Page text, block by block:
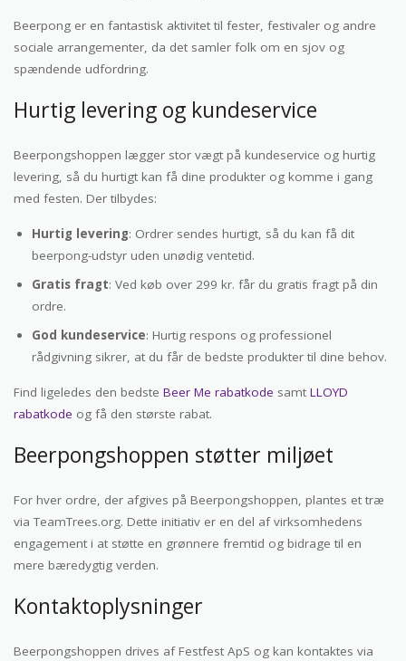
Beerpong er en fantastisk aktivitet til fester, festivaler og andre
sociale arrangementer, da det samler folk om en sjov og
spændende udfordring.
Hurtig levering og kundeservice
Beerpongshoppen lægger stor vægt på kundeservice og hurtig
levering, så du hurtigt kan få dine produkter og komme i gang
med festen. Der tilbydes:
Hurtig levering: Ordrer sendes hurtigt, så du kan få dit
beerpong-udstyr uden unødig ventetid.
Gratis fragt: Ved køb over 299 kr. får du gratis fragt på din
ordre.
God kundeservice: Hurtig respons og professionel
rådgivning sikrer, at du får de bedste produkter til dine behov.
Find ligeledes den bedste Beer Me rabatkode samt LLOYD
rabatkode og få den største rabat.
Beerpongshoppen støtter miljøet
For hver ordre, der afgives på Beerpongshoppen, plantes et træ
via TeamTrees.org. Dette initiativ er en del af virksomhedens
engagement i at støtte en grønnere fremtid og bidrage til en
mere bæredygtig verden.
Kontaktoplysninger
Beerpongshoppen drives af Festfest ApS og kan kontaktes via